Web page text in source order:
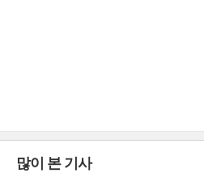
많이 본 기사